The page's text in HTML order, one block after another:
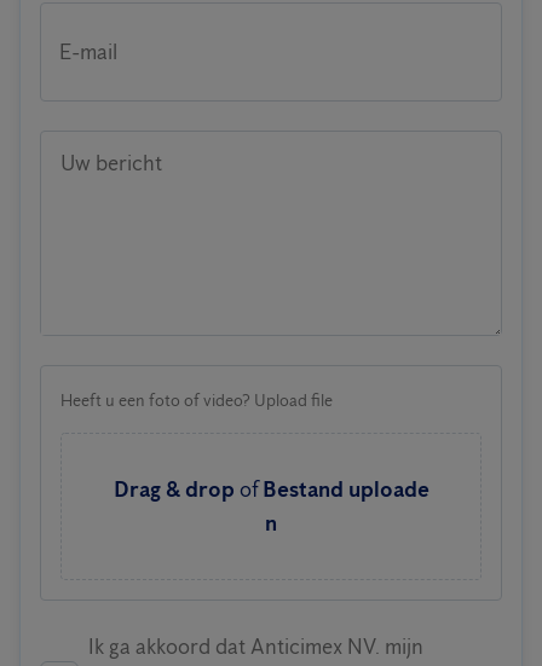
E-mail
Uw bericht
Heeft u een foto of video? Upload file
Drag & drop of Bestand uploade
n
Ik ga akkoord dat Anticimex NV. mijn